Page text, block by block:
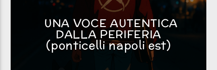
Clicca PLAY!Non si sente? Clicca qui!
UNA VOCE AUTENTICA
DALLA PERIFERIA
(ponticelli napoli est)